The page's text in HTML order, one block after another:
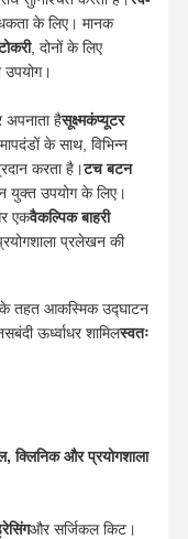
करें
के लिए। मानक
, दोनों के लिए
उपयोग।
अपनाता हैसूक्ष्मकंप्यूटर
के साथ, विभिन्न
करता है।टच बटन
युक्त उपयोग के लिए।
एकवैकल्पिक बाहरी
प्रलेखन की
के तहत आकस्मिक उद्घाटन
ऊर्ध्वाधर शामिलस्वतः
क्लिनिक और प्रयोगशाला
और सर्जिकल किट।